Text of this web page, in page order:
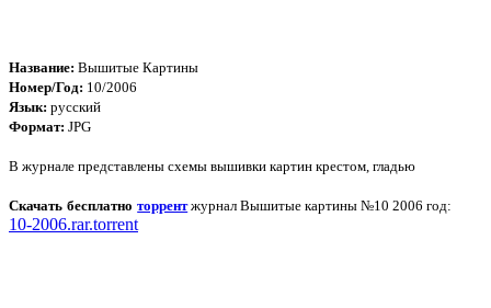
Название: Вышитые Картины
Номер/Год: 10/2006
Язык: русский
Формат: JPG
В журнале представлены схемы вышивки картин крестом, гладью
Скачать бесплатноторрентжурнал Вышитые картины №10 2006 год:
10-2006.rar.torrent